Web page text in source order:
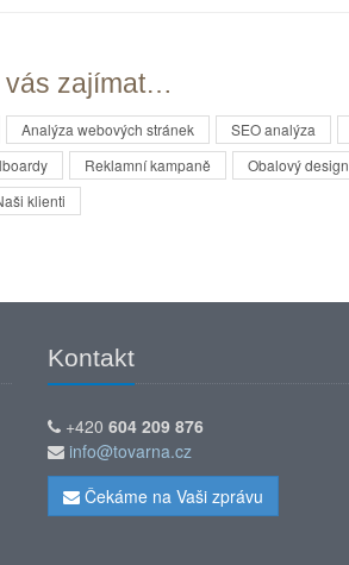
vás zajímat…
Analýza webových stránek SEO analýza
Reklamní kampaně Obalový design
klienti
Kontakt
+420 604 209 876
info@tovarna.cz
Čekáme na Vaši zprávu